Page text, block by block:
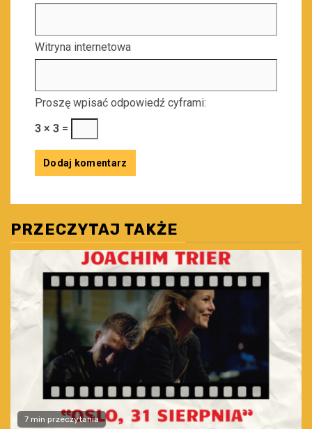
Witryna internetowa
Proszę wpisać odpowiedź cyframi:
3 × 3 =
PRZECZYTAJ TAKŻE
7 min przeczytania